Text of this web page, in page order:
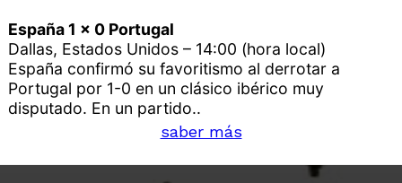
España 1 x 0 Portugal
Dallas, Estados Unidos – 14:00 (hora local)
España confirmó su favoritismo al derrotar a
Portugal por 1-0 en un clásico ibérico muy
disputado. En un partido..
saber más